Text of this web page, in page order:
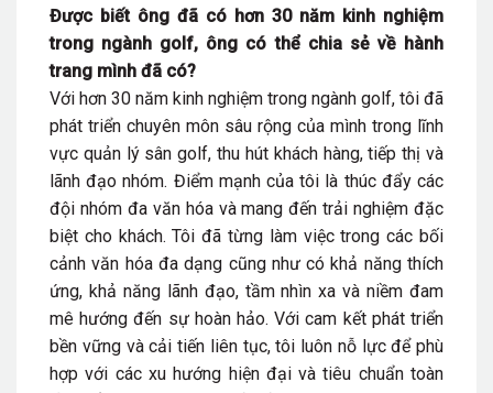
Được biết ông đã có hơn 30 năm kinh nghiệm
trong ngành golf, ông có thể chia sẻ về hành
trang mình đã có?
Với hơn 30 năm kinh nghiệm trong ngành golf, tôi đã
phát triển chuyên môn sâu rộng của mình trong lĩnh
vực quản lý sân golf, thu hút khách hàng, tiếp thị và
lãnh đạo nhóm. Điểm mạnh của tôi là thúc đẩy các
đội nhóm đa văn hóa và mang đến trải nghiệm đặc
biệt cho khách. Tôi đã từng làm việc trong các bối
cảnh văn hóa đa dạng cũng như có khả năng thích
ứng, khả năng lãnh đạo, tầm nhìn xa và niềm đam
mê hướng đến sự hoàn hảo. Với cam kết phát triển
bền vững và cải tiến liên tục, tôi luôn nỗ lực để phù
hợp với các xu hướng hiện đại và tiêu chuẩn toàn